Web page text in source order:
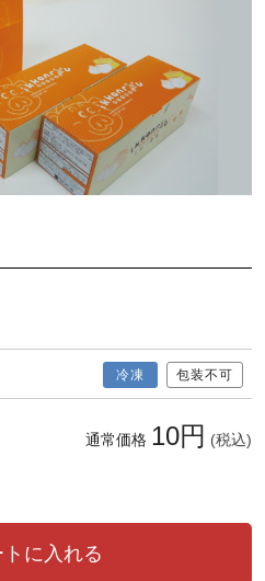
冷凍 包装不可
通常価格 10円 (税込)
に入れる